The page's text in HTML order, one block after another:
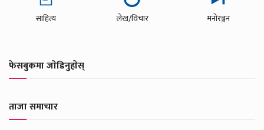
साहित्य लेख/विचार मनोरञ्जन
फेसबुकमा जाेडिनुहाेस्
ताजा समाचार